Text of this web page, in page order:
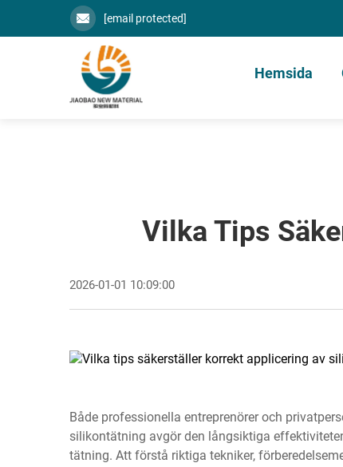
[email protected]
Hemsida
Vilka Tips
2026-01-01 10:09:00
Både professionella entreprenörer och
silikontätning avgör den långsiktiga
tätning. Att förstå riktiga tekniker,